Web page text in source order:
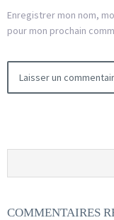
Enregistrer mon nom,
pour mon prochain
COMMENTAIRES